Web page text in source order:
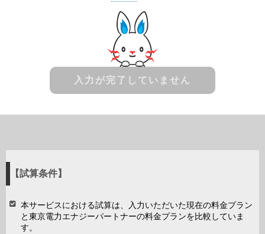
入力が完了していません
試算条件
本サービスにおける試算は、入力いただいた現在の料金プラン
と東京電力エナジーパートナーの料金プランを比較していま
す。